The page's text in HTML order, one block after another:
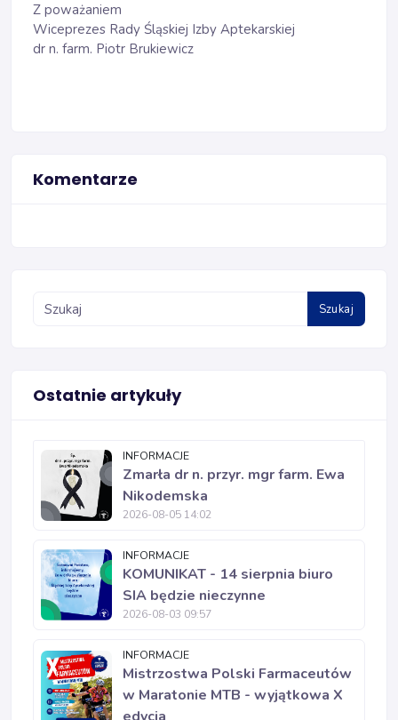
Z poważaniem
Wiceprezes Rady Śląskiej Izby Aptekarskiej
dr n. farm. Piotr Brukiewicz
Komentarze
Szukaj
Ostatnie artykuły
INFORMACJE
Zmarła dr n. przyr. mgr farm. Ewa
Nikodemska
2026-08-05 14:02
INFORMACJE
KOMUNIKAT - 14 sierpnia biuro
SIA będzie nieczynne
2026-08-03 09:57
INFORMACJE
Mistrzostwa Polski Farmaceutów
w Maratonie MTB - wyjątkowa X